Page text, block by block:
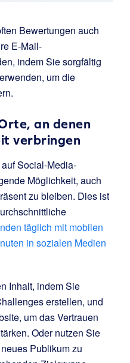
Bewertungen auch
E-Mail-
indem Sie sorgfältig
um die
an denen
verbringen
Social-Media-
Möglichkeit, auch
zu bleiben. Dies ist
täglich mit mobilen
in sozialen Medien
Inhalt, indem Sie
erstellen, und
um das Vertrauen
Oder nutzen Sie
Publikum zu